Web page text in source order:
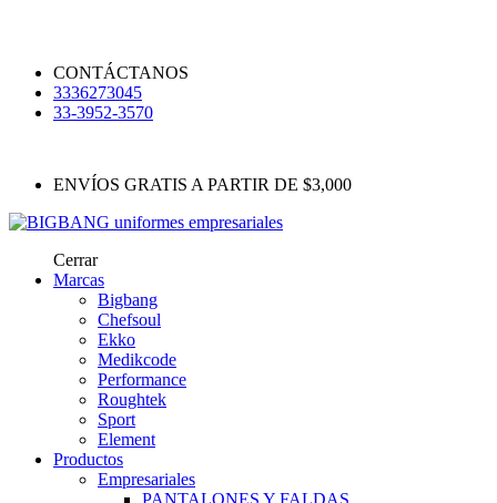
CONTÁCTANOS
3336273045
33-3952-3570
ENVÍOS GRATIS A PARTIR DE $3,000
Cerrar
Marcas
Bigbang
Chefsoul
Ekko
Medikcode
Performance
Roughtek
Sport
Element
Productos
Empresariales
PANTALONES Y FALDAS